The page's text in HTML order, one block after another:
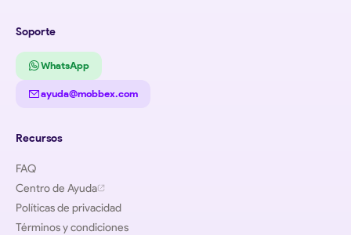
Soporte
WhatsApp
ayuda@mobbex.com
Recursos
FAQ
Centro de Ayuda
Políticas de privacidad
Términos y condiciones